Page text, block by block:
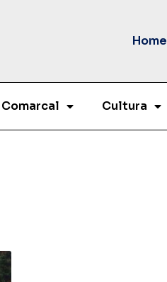
Home
Comarcal Cultura